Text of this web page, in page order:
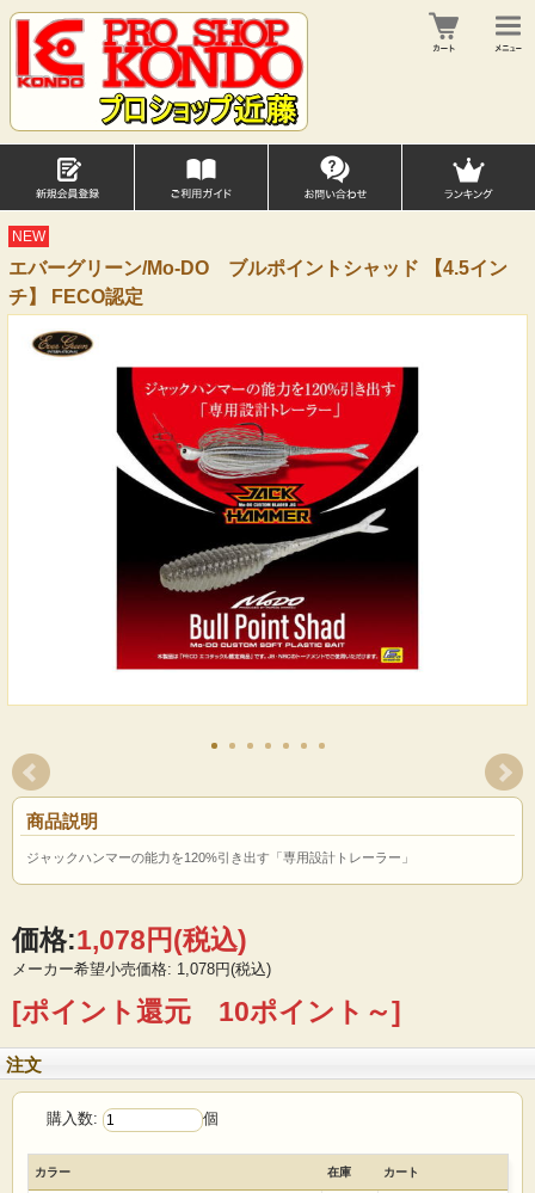
NEW
エバーグリーン/Mo-DO ブルポイントシャッド 【4.5イン
チ】 FECO認定
商品説明
ジャックハンマーの能力を120%引き出す「専用設計トレーラー」
価格:1,078円(税込)
メーカー希望小売価格: 1,078円(税込)
[ポイント還元 10ポイント～]
注文
購入数: 個
カラー 在庫 カート